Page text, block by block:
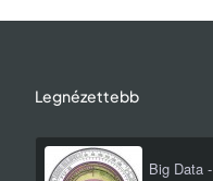
Legnézettebb